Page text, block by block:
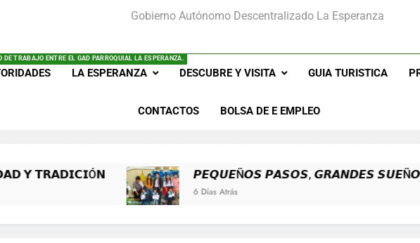
𝟭𝟮𝟳 𝗔Ñ𝗢𝗦 𝗗𝗘
𝟭𝟮𝟳 𝗔Ñ𝗢𝗦 𝗗𝗘
𝟭𝟮𝟳 𝗔Ñ𝗢𝗦 𝗗𝗘
Gobierno Autónomo Descentralizado La Esperanza
DE TRABAJO ENTRE EL GAD PARROQUIAL LA ESPERANZA.
LA ESPERANZA DESCUBRE Y VISITA GUIA TURISTICA
CONTACTOS BOLSA DE E EMPLEO
𝙋𝙀𝙌𝙐𝙀Ñ𝙊𝙎 𝙋𝘼𝙎𝙊𝙎, 𝙂𝙍𝘼𝙉𝘿𝙀𝙎 𝙎𝙐𝙀Ñ𝙊𝙎
6 Días Atrás